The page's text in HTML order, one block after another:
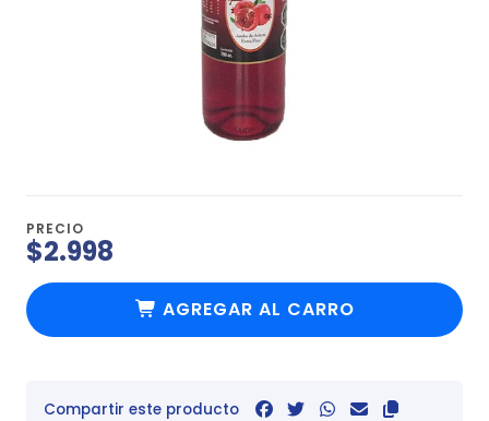
PRECIO
$2.998
AGREGAR AL CARRO
Compartir este producto